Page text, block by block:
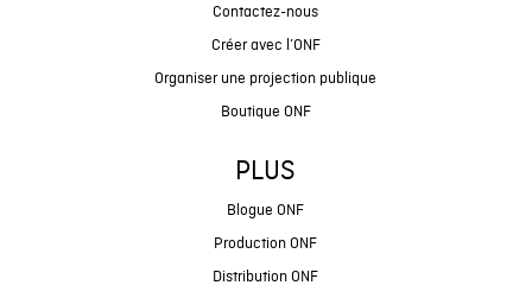
Contactez-nous
Créer avec l’ONF
Organiser une projection publique
Boutique ONF
PLUS
Blogue ONF
Production ONF
Distribution ONF